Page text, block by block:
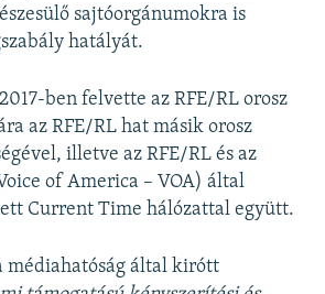
sajtóorgánumokra is
hatályát.
ben felvette az RFE/RL orosz
az RFE/RL hat másik orosz
illetve az RFE/RL és az
of America – VOA) által
Current Time hálózattal együtt.
médiahatóság által kirótt